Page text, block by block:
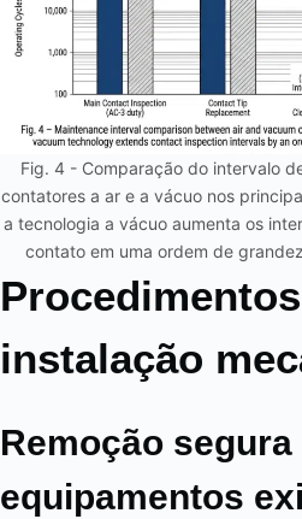
Fig. 4 - Comparação do intervalo
contatores a ar e a vácuo nos
a tecnologia a vácuo aumenta os
contato em uma ordem de
instalação
Remoção segura
equipamentos